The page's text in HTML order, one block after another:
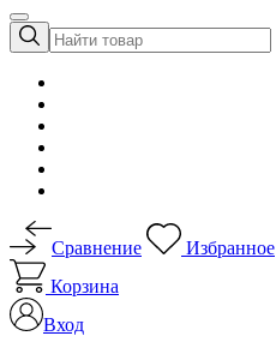
Сравнение
Избранное
Корзина
Вход